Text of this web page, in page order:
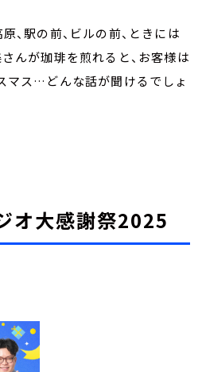
、駅の前、ビルの前、ときには
んが珈琲を煎れると、お客様は
マス…どんな話が聞けるでしょ
オ大感謝祭2025